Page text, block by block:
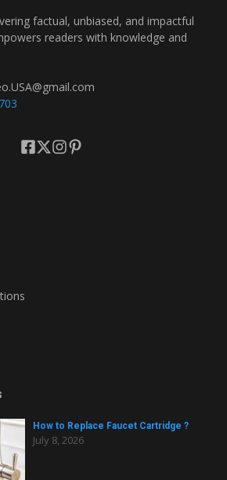
factual, unbiased, and impactful
readers with knowledge and
How to Replace Faucet Cartridge ?
July 8, 2026